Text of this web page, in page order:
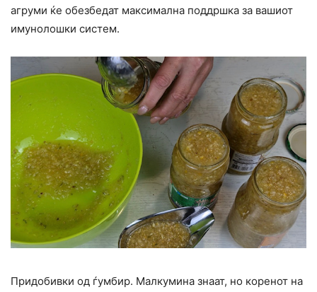
агруми ќе обезбедат максимална поддршка за вашиот
имунолошки систем.
Придобивки од ѓумбир. Малкумина знаат, но коренот на